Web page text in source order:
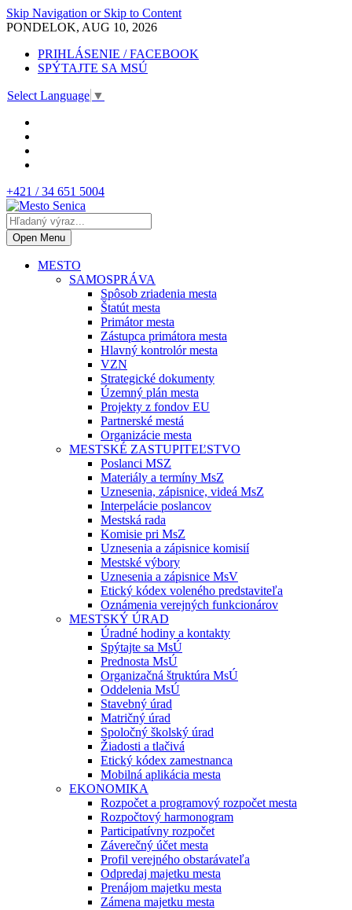
Skip Navigation or Skip to Content
PONDELOK, AUG 10, 2026
PRIHLÁSENIE / FACEBOOK
SPÝTAJTE SA MSÚ
Select Language ▼
+421 / 34 651 5004
Open Menu
MESTO
SAMOSPRÁVA
Spôsob zriadenia mesta
Štatút mesta
Primátor mesta
Zástupca primátora mesta
Hlavný kontrolór mesta
VZN
Strategické dokumenty
Územný plán mesta
Projekty z fondov EU
Partnerské mestá
Organizácie mesta
MESTSKÉ ZASTUPITEĽSTVO
Poslanci MSZ
Materiály a termíny MsZ
Uznesenia, zápisnice, videá MsZ
Interpelácie poslancov
Mestská rada
Komisie pri MsZ
Uznesenia a zápisnice komisií
Mestské výbory
Uznesenia a zápisnice MsV
Etický kódex voleného predstaviteľa
Oznámenia verejných funkcionárov
MESTSKÝ ÚRAD
Úradné hodiny a kontakty
Spýtajte sa MsÚ
Prednosta MsÚ
Organizačná štruktúra MsÚ
Oddelenia MsÚ
Stavebný úrad
Matričný úrad
Spoločný školský úrad
Žiadosti a tlačivá
Etický kódex zamestnanca
Mobilná aplikácia mesta
EKONOMIKA
Rozpočet a programový rozpočet mesta
Rozpočtový harmonogram
Participatívny rozpočet
Záverečný účet mesta
Profil verejného obstarávateľa
Odpredaj majetku mesta
Prenájom majetku mesta
Zámena majetku mesta